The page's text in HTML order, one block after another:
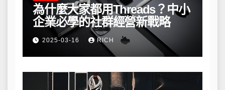
為什麼大家都用Threads？中小
企業必學的社群經營新戰略
2025-03-16 RICH